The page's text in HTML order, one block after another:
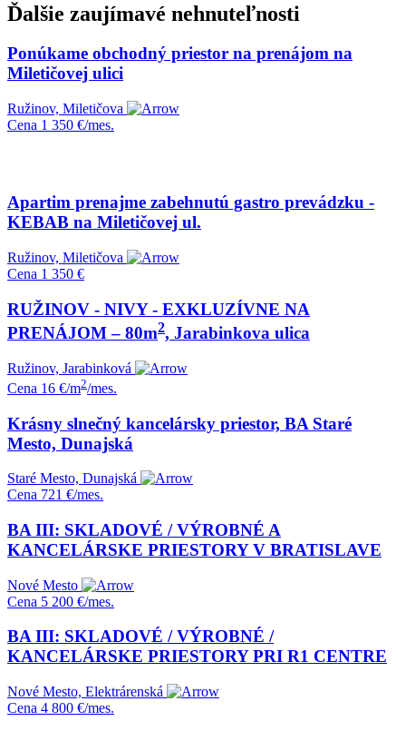
Ďalšie zaujímavé nehnuteľnosti
Ponúkame obchodný priestor na prenájom na
Miletičovej ulici
Ružinov, Miletičova
Cena 1 350 €/mes.
Apartim prenajme zabehnutú gastro prevádzku -
KEBAB na Miletičovej ul.
Ružinov, Miletičova
Cena 1 350 €
RUŽINOV - NIVY - EXKLUZÍVNE NA
PRENÁJOM – 80m2, Jarabinkova ulica
Ružinov, Jarabinková
Cena 16 €/m2/mes.
Krásny slnečný kancelársky priestor, BA Staré
Mesto, Dunajská
Staré Mesto, Dunajská
Cena 721 €/mes.
BA III: SKLADOVÉ / VÝROBNÉ A
KANCELÁRSKE PRIESTORY V BRATISLAVE
Nové Mesto
Cena 5 200 €/mes.
BA III: SKLADOVÉ / VÝROBNÉ /
KANCELÁRSKE PRIESTORY PRI R1 CENTRE
Nové Mesto, Elektrárenská
Cena 4 800 €/mes.